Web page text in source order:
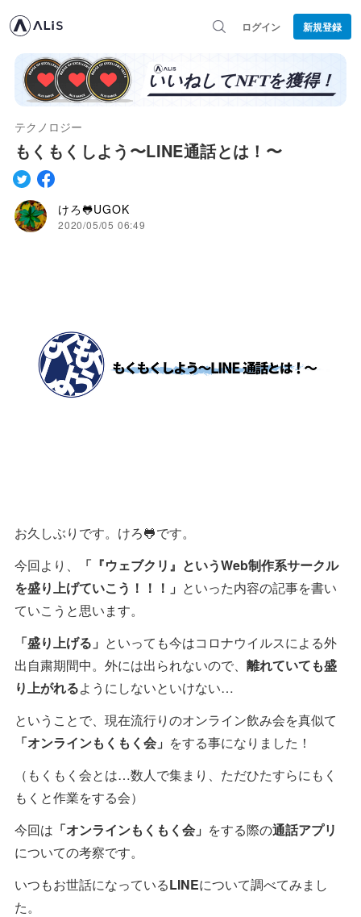
ログイン 新規登録
テクノロジー
もくもくしよう〜LINE通話とは！〜
けろ🐸UGOK
2020/05/05 06:49
お久しぶりです。けろ🐸です。
今回より、
「『ウェブクリ』というWeb制作系サークル
を盛り上げていこう！！！」 といった内容の記事を書い
ていこうと思います。
「盛り上げる」 といっても今はコロナウイルスによる外
出自粛期間中。外には出られないので、 離れていても盛
り上がれるようにしないといけない…
ということで、現在流行りのオンライン飲み会を真似て
「オンラインもくもく会」 をする事になりました！
（もくもく会とは…数人で集まり、ただひたすらにもく
もくと作業をする会）
今回は 「オンラインもくもく会」 をする際の通話アプリ
についての考察です。
いつもお世話になっているLINEについて調べてみまし
た。